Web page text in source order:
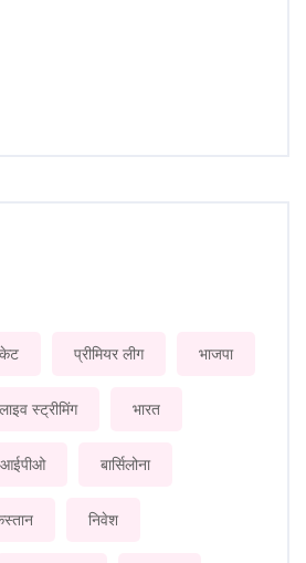
प्रीमियर लीग भाजपा
लाइव स्ट्रीमिंग भारत
आईपीओ बार्सिलोना
निवेश